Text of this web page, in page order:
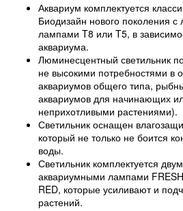
Аквариум комплектуется
Биодизайн нового поколения
лампами T8 или T5, в
аквариума.
Люминесцентный светильник
не высокими потребностями в
аквариумов общего типа,
аквариумов для начинающих
неприхотливыми растениями).
Светильник оснащен
который не только не боится
воды.
Светильник комплектуется
аквариумными лампами
RED, которые усиливают и
растений.